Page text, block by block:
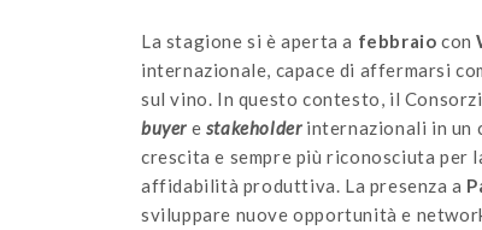
La stagione si è aperta a febbraio con
internazionale, capace di affermarsi
sul vino. In questo contesto, il
buyer e stakeholder internazionali in un
crescita e sempre più riconosciuta
affidabilità produttiva. La presenza a
sviluppare nuove opportunità e